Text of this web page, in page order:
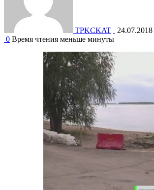
TPKCKAT
24.07.2018
0 Время чтения меньше минуты